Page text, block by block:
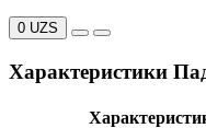
0 UZS
Характеристики